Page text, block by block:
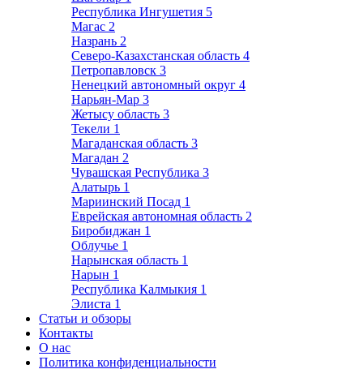
Республика Ингушетия 5
Магас 2
Назрань 2
Северо-Казахстанская область 4
Петропавловск 3
Ненецкий автономный округ 4
Нарьян-Мар 3
Жетысу область 3
Текели 1
Магаданская область 3
Магадан 2
Чувашская Республика 3
Алатырь 1
Мариинский Посад 1
Еврейская автономная область 2
Биробиджан 1
Облучье 1
Нарынская область 1
Нарын 1
Республика Калмыкия 1
Элиста 1
Статьи и обзоры
Контакты
О нас
Политика конфиденциальности